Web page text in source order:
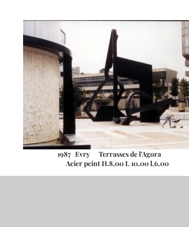
1987 Evry Terrasses de l'Agora
Acier peint H.8,00 L 10,00 l.6,00